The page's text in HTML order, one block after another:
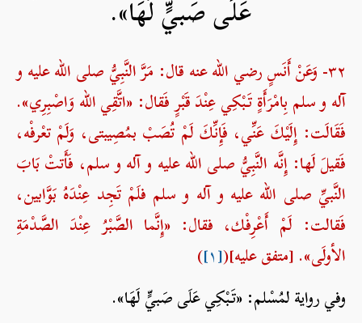
عَلَى صَبيٍّ لَهَا».
۳۲- وَعَنْ أَنَسٍ رضي الله عنه قال: مَرَّ النَّبِيُّ صلی الله علیه و
آله و سلم بِامْرَأَةٍ تَبْكِي عِنْدَ قَبْرٍ فَقال: «اتَّقِي الله وَاصْبِرِي».
فَقَالَت: إِلَيْكَ عَنِّي، فَإِنِّكَ لَمْ تُصَبْ بمُصِيبتى، وَلَمْ تعْرفْه،
فَقيلَ لَها: إِنَّه النَّبِيُّ صلی الله علیه و آله و سلم، فَأَتتْ بَابَ
النَّبيِّ صلی الله علیه و آله و سلم فلَمْ تَجِد عِنْدَهُ بَوَّابين،
فَقالت: لَمْ أَعْرِفْك، فقال: «إِنَّما الصَّبْرُ عِنْدَ الصَّدْمَةِ
الأولَى». [متفق عليه]([۱] )
وفي رواية لمُسْلم: «تَبْكِي عَلَى صَبيٍّ لَهَا».